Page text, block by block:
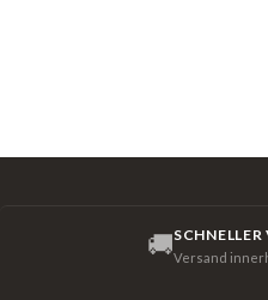
🚚Versand